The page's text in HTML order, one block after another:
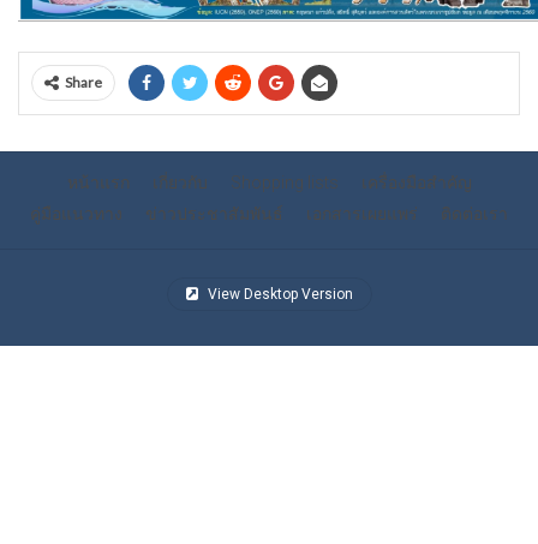
Share
หน้าแรก เกี่ยวกับ Shopping lists
เครื่องมือสำคัญ
คู่มือแนวทาง
ข่าวประชาสัมพันธ์ เอกสารเผยแพร่ ติดต่อเรา
View Desktop Version